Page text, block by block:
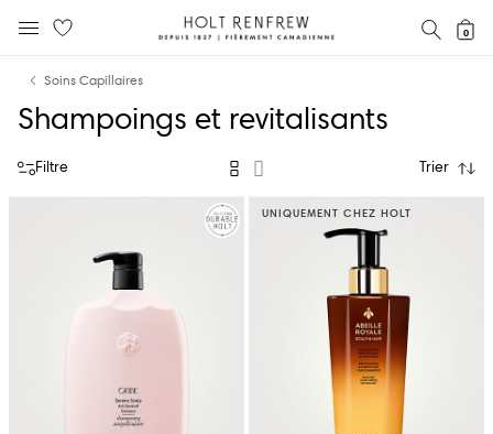
Holt
0
Soins Capillaires
Shampoings et revitalisants
Filtre Trier
UNIQUEMENT CHEZ HOLT